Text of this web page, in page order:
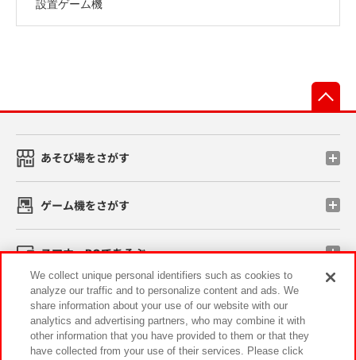
設置ゲーム機
あそび場をさがす
ゲーム機をさがす
スマホ・PCであそぶ
イベント・キャンペーン
We collect unique personal identifiers such as cookies to
analyze our traffic and to personalize content and ads. We
share information about your use of our website with our
analytics and advertising partners, who may combine it with
other information that you have provided to them or that they
have collected from your use of their services. Please click